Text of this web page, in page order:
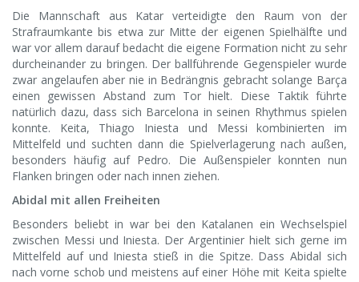
Die Mannschaft aus Katar verteidigte den Raum von der
Strafraumkante bis etwa zur Mitte der eigenen Spielhälfte und
war vor allem darauf bedacht die eigene Formation nicht zu sehr
durcheinander zu bringen. Der ballführende Gegenspieler wurde
zwar angelaufen aber nie in Bedrängnis gebracht solange Barça
einen gewissen Abstand zum Tor hielt. Diese Taktik führte
natürlich dazu, dass sich Barcelona in seinen Rhythmus spielen
konnte. Keita, Thiago Iniesta und Messi kombinierten im
Mittelfeld und suchten dann die Spielverlagerung nach außen,
besonders häufig auf Pedro. Die Außenspieler konnten nun
Flanken bringen oder nach innen ziehen.
Abidal mit allen Freiheiten
Besonders beliebt in war bei den Katalanen ein Wechselspiel
zwischen Messi und Iniesta. Der Argentinier hielt sich gerne im
Mittelfeld auf und Iniesta stieß in die Spitze. Dass Abidal sich
nach vorne schob und meistens auf einer Höhe mit Keita spielte